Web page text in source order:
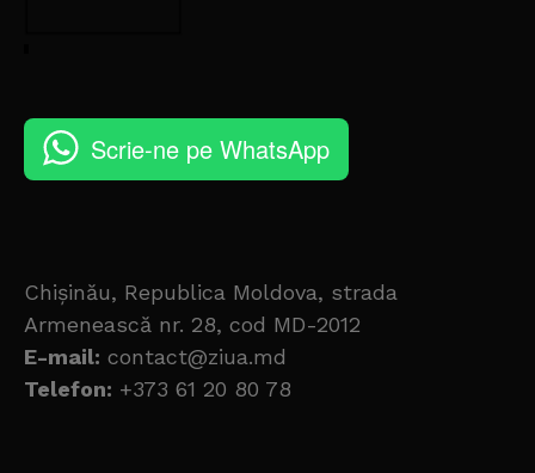
Scrie-ne pe WhatsApp
Chișinău, Republica Moldova, strada
Armenească nr. 28, cod MD-2012
E-mail: contact@ziua.md
Telefon: +373 61 20 80 78